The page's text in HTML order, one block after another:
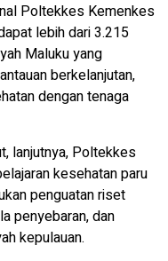
Poltekkes Kemenkes
lebih dari 3.215
Maluku yang
berkelanjutan,
dengan tenaga
lanjutnya, Poltekkes
kesehatan paru
penguatan riset
penyebaran, dan
kepulauan.